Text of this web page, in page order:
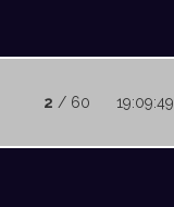
2 / 60 19:09:49